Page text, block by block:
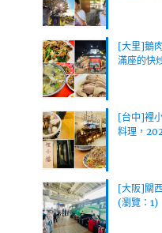
[大里]鵝
滿座的快
[台中]裡
料理，
[大阪]關
(瀏覽：1)